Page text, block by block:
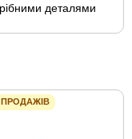
деталями